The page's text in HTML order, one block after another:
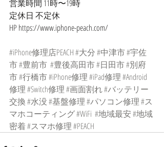
営業時間 11時〜19時
定休日 不定休
HP https://www.iphone-peach.com/
#iPhone修理店PEACH#大分#中津市#宇佐
市#豊前市 #豊後高田市#日田市#別府
市#行橋市#iPhone修理#iPad修理#Android
修理#Switch修理#画面割れ#バッテリー
交換#水没#基盤修理#パソコン修理#ス
マホコーティング#WiFi #地域最安#地域
密着#スマホ修理#PEACH